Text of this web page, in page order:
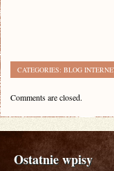
CATEGORIES: BLOG
Comments are closed.
Ostatnie wpisy